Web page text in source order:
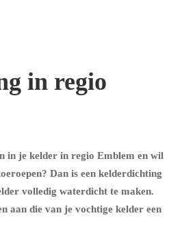
in regio
in je kelder in regio Emblem en wil
Dan is een kelderdichting
volledig waterdicht te maken.
aan die van je vochtige kelder een